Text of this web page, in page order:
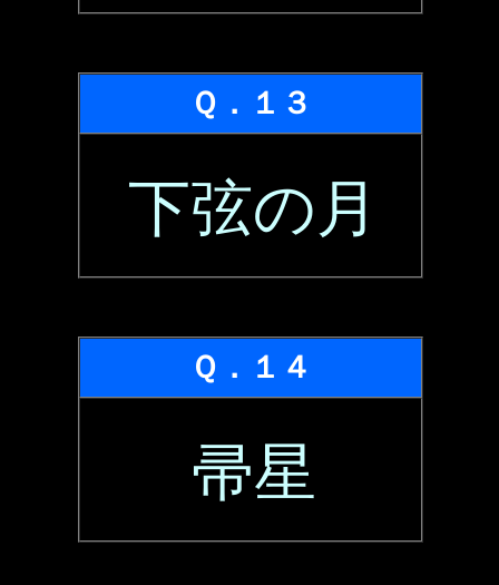
Ｑ．１３
下弦の月
Ｑ．１４
帚星